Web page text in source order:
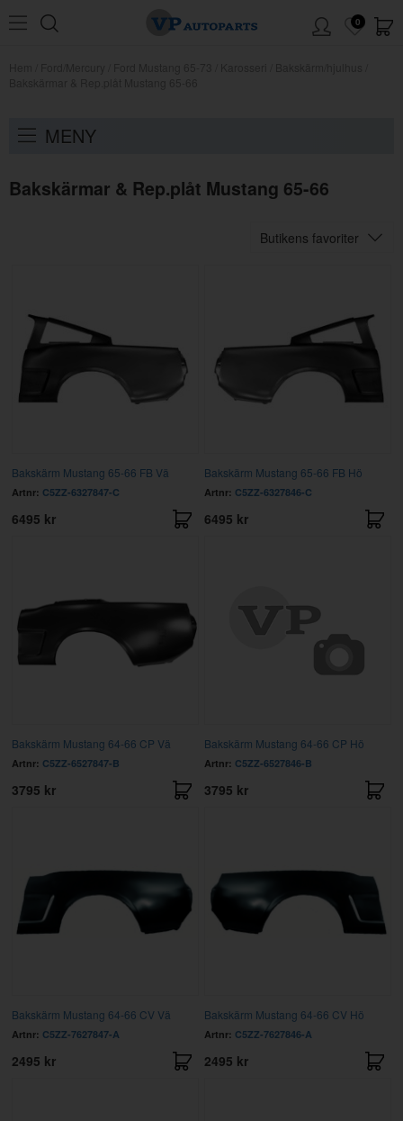
0
MENY
Bakskärmar & Rep.plåt Mustang 65-66
Butikens favoriter
Bakskärm Mustang 65-66 FB Vä
Artnr: C5ZZ-6327847-C
6495 kr
Bakskärm Mustang 65-66 FB Hö
Artnr: C5ZZ-6327846-C
6495 kr
Bakskärm Mustang 64-66 CP Vä
Artnr: C5ZZ-6527847-B
3795 kr
Bakskärm Mustang 64-66 CP Hö
Artnr: C5ZZ-6527846-B
3795 kr
Bakskärm Mustang 64-66 CV Vä
Artnr: C5ZZ-7627847-A
2495 kr
Bakskärm Mustang 64-66 CV Hö
Artnr: C5ZZ-7627846-A
2495 kr